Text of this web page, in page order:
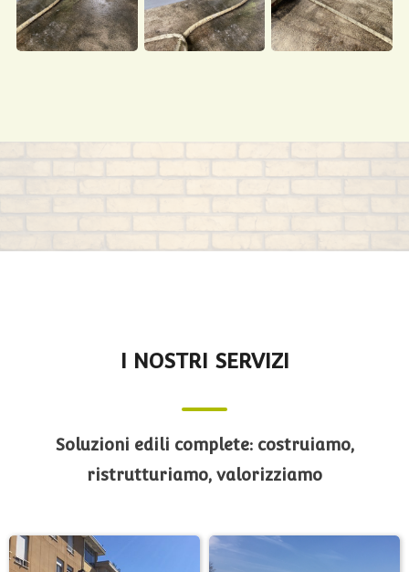
I NOSTRI SERVIZI
Soluzioni edili complete: costruiamo,
ristrutturiamo, valorizziamo